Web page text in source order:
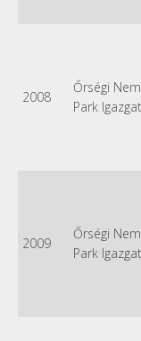
2008
Őrségi
Park
2009
Őrségi
Park